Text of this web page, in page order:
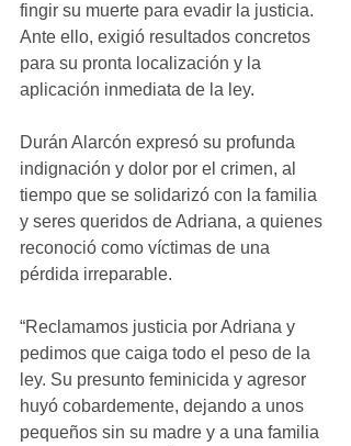
fingir su muerte para evadir la justicia.
Ante ello, exigió resultados concretos
para su pronta localización y la
aplicación inmediata de la ley.
Durán Alarcón expresó su profunda
indignación y dolor por el crimen, al
tiempo que se solidarizó con la familia
y seres queridos de Adriana, a quienes
reconoció como víctimas de una
pérdida irreparable.
“Reclamamos justicia por Adriana y
pedimos que caiga todo el peso de la
ley. Su presunto feminicida y agresor
huyó cobardemente, dejando a unos
pequeños sin su madre y a una familia